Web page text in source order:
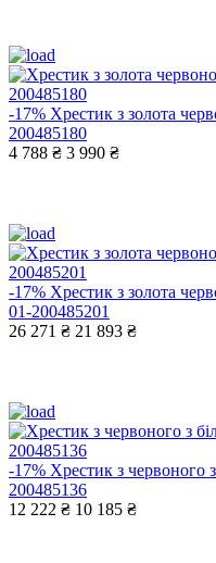
-17% Хрестик з золота
200485180
4 788 ₴ 3 990 ₴
-17% Хрестик з золота
01-200485201
26 271 ₴ 21 893 ₴
-17% Хрестик з червоного
200485136
12 222 ₴ 10 185 ₴